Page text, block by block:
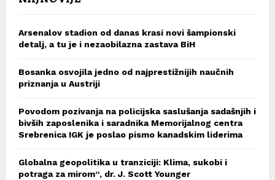
Arsenalov stadion od danas krasi novi šampionski
detalj, a tu je i nezaobilazna zastava BiH
Bosanka osvojila jedno od najprestižnijih naučnih
priznanja u Austriji
Povodom pozivanja na policijska saslušanja sadašnjih i
bivših zaposlenika i saradnika Memorijalnog centra
Srebrenica IGK je poslao pismo kanadskim liderima
Globalna geopolitika u tranziciji: Klima, sukobi i
potraga za mirom“, dr. J. Scott Younger